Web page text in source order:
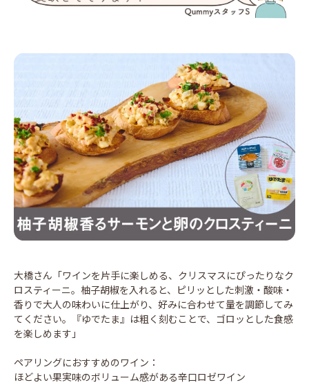
大橋さん「ワインを片手に楽しめる、クリスマスにぴったりなク
ロスティーニ。柚子胡椒を入れると、ピリッとした刺激・酸味・
香りで大人の味わいに仕上がり、好みに合わせて量を調節してみ
てください。『ゆでたま』は粗く刻むことで、ゴロッとした食感
を楽しめます」
ペアリングにおすすめのワイン：
ほどよい果実味のボリューム感がある辛口ロゼワイン